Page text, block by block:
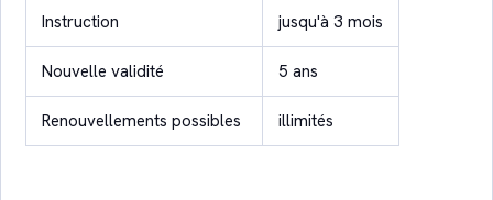
Instruction jusqu'à 3 mois
Nouvelle validité 5 ans
Renouvellements possibles illimités